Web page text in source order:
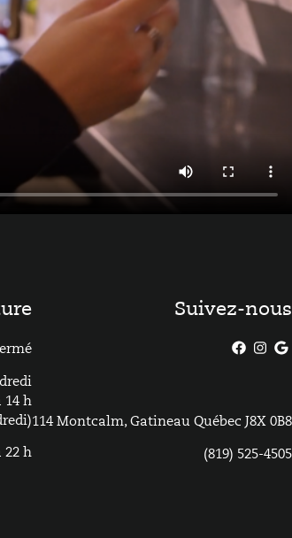
14 h
22 h
Suivez-nous
114 Montcalm, Gatineau Québec J8X 0B8
(819) 525-4505